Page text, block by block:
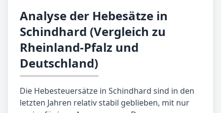
Analyse der Hebesätze in
Schindhard (Vergleich zu
Rheinland-Pfalz und
Deutschland)
Die Hebesteuersätze in Schindhard sind in den
letzten Jahren relativ stabil geblieben, mit nur